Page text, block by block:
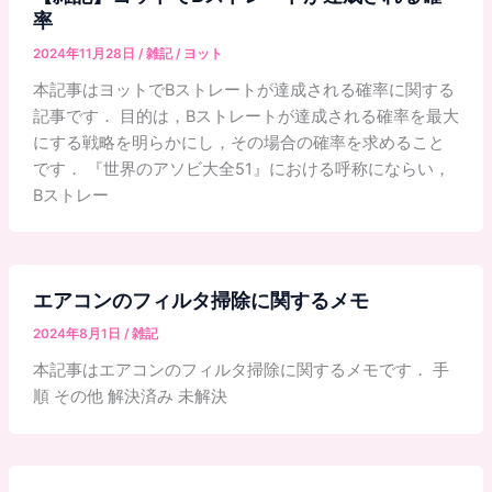
率
2024年11月28日 /雑記/ ヨット
本記事はヨットでBストレートが達成される確率に関する
記事です． 目的は，Bストレートが達成される確率を最大
にする戦略を明らかにし，その場合の確率を求めること
です． 『世界のアソビ大全51』における呼称にならい，
Bストレー
エアコンのフィルタ掃除に関するメモ
2024年8月1日 /雑記
本記事はエアコンのフィルタ掃除に関するメモです． 手
順 その他 解決済み 未解決